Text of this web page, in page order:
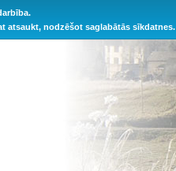
atsaukt, nodzēšot saglabātās sīkdatnes.